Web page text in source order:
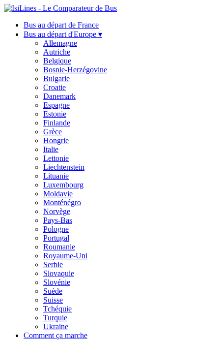
Bus au départ de France
Bus au départ d'Europe ▾
Allemagne
Autriche
Belgique
Bosnie-Herzégovine
Bulgarie
Croatie
Danemark
Espagne
Estonie
Finlande
Grèce
Hongrie
Italie
Lettonie
Liechtenstein
Lituanie
Luxembourg
Moldavie
Monténégro
Norvège
Pays-Bas
Pologne
Portugal
Roumanie
Royaume-Uni
Serbie
Slovaquie
Slovénie
Suède
Suisse
Tchéquie
Turquie
Ukraine
Comment ça marche